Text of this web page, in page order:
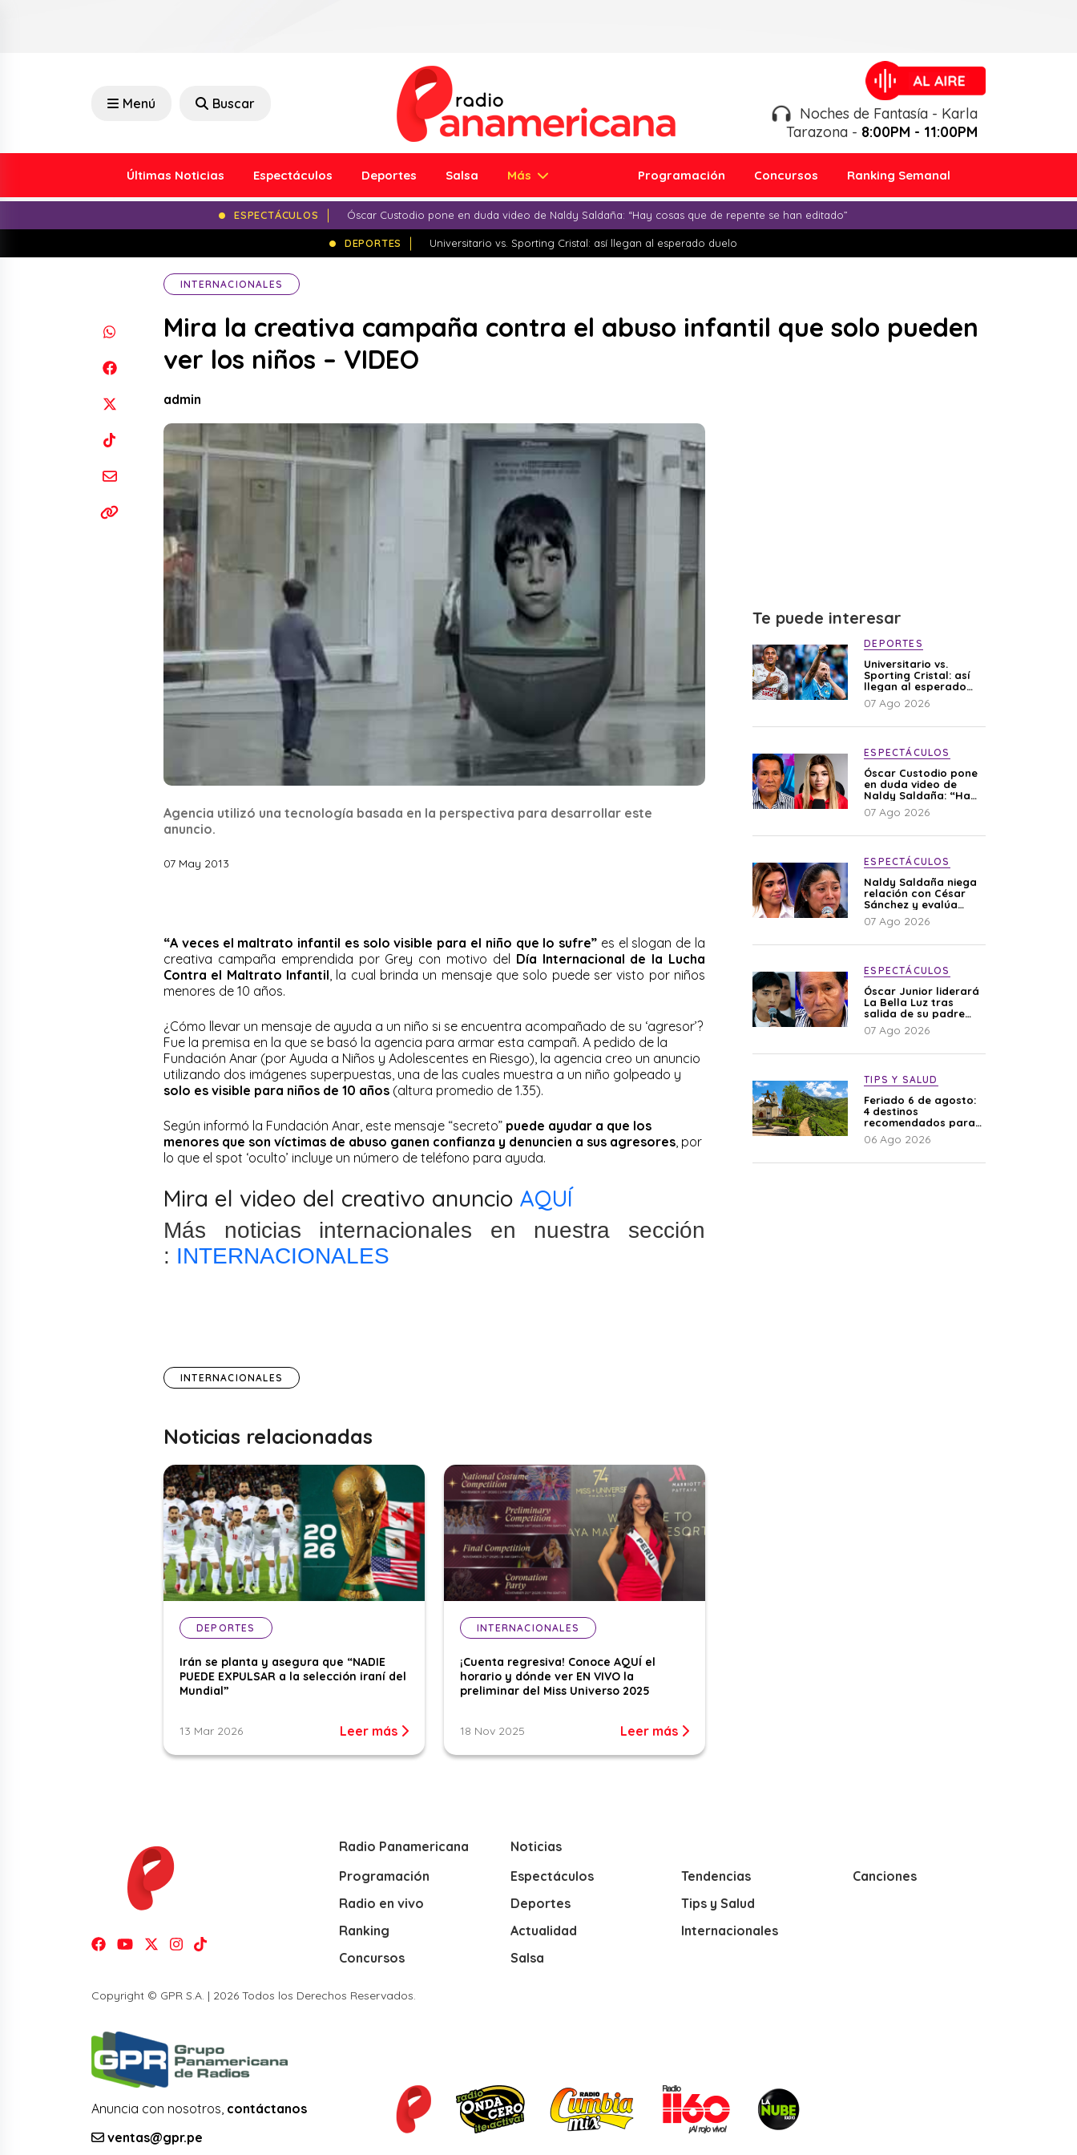
Menú Buscar
Noches de Fantasía - Karla
Tarazona - 8:00PM - 11:00PM
Últimas Noticias Espectáculos Deportes Salsa Más Programación Concursos Ranking Semanal
ESPECTÁCULOS Óscar Custodio pone en duda video de Naldy Saldaña: “Hay cosas que de repente se han editado”
DEPORTES Universitario vs. Sporting Cristal: así llegan al esperado duelo
INTERNACIONALES
Mira la creativa campaña contra el abuso infantil que solo pueden
ver los niños – VIDEO
admin
Agencia utilizó una tecnología basada en la perspectiva para desarrollar este
anuncio.
07 May 2013
“A veces el maltrato infantil es solo visible para el niño que lo sufre” es el slogan de la
creativa campaña emprendida por Grey con motivo del Día Internacional de la Lucha
Contra el Maltrato Infantil , la cual brinda un mensaje que solo puede ser visto por niños
menores de 10 años.
¿Cómo llevar un mensaje de ayuda a un niño si se encuentra acompañado de su ‘agresor’?
Fue la premisa en la que se basó la agencia para armar esta campañ. A pedido de la
Fundación Anar (por Ayuda a Niños y Adolescentes en Riesgo), la agencia creo un anuncio
utilizando dos imágenes superpuestas, una de las cuales muestra a un niño golpeado y
solo es visible para niños de 10 años (altura promedio de 1.35).
Según informó la Fundación Anar, este mensaje “secreto” puede ayudar a que los
menores que son víctimas de abuso ganen confianza y denuncien a sus agresores , por
lo que el spot ‘oculto’ incluye un número de teléfono para ayuda.
Mira el video del creativo anuncio AQUÍ
Más noticias internacionales en nuestra sección
: INTERNACIONALES
INTERNACIONALES
Noticias relacionadas
DEPORTES
Irán se planta y asegura que “NADIE
PUEDE EXPULSAR a la selección iraní del
Mundial”
13 Mar 2026 Leer más
INTERNACIONALES
¡Cuenta regresiva! Conoce AQUÍ el
horario y dónde ver EN VIVO la
preliminar del Miss Universo 2025
18 Nov 2025 Leer más
Te puede interesar
DEPORTES
Universitario vs.
Sporting Cristal: así
llegan al esperado
duelo
07 Ago 2026
ESPECTÁCULOS
Óscar Custodio pone
en duda video de
Naldy Saldaña: “Hay
cosas que de repente
se han editado”
07 Ago 2026
ESPECTÁCULOS
Naldy Saldaña niega
relación con César
Sánchez y evalúa
denunciar a su
esposa: “Es una
07 Ago 2026
ESPECTÁCULOS
Óscar Junior liderará
La Bella Luz tras
salida de su padre
por polémica con
Naldy Saldaña
07 Ago 2026
TIPS Y SALUD
Feriado 6 de agosto:
4 destinos
recomendados para
disfrutar el descanso
06 Ago 2026
Radio Panamericana
Programación
Radio en vivo
Ranking
Concursos
Noticias
Espectáculos
Deportes
Actualidad
Salsa
Tendencias
Tips y Salud
Internacionales
Canciones
Copyright © GPR S.A. | 2026 Todos los Derechos Reservados.
Anuncia con nosotros, contáctanos
ventas@gpr.pe